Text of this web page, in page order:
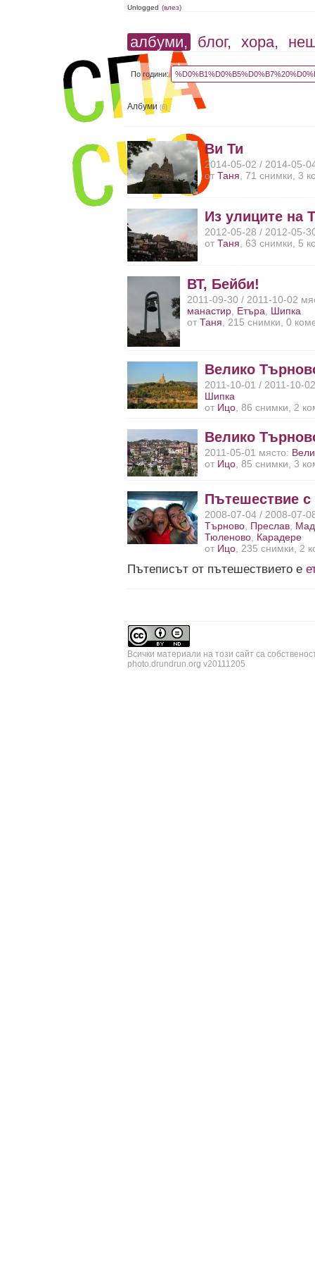
Unlogged (влез)
албуми, блог, хора,
По години:
Албуми(6)
Ви Ти
2014-05-02 / 2014-05-
отТаня , 71 снимки, 3
Из улиците на
2012-05-28 / 2012-05-
отТаня , 63 снимки, 5
ВТ, Бейби!
2011-09-30 / 2011-10-02
манастир Етъра
Шипка
отТаня , 215 снимки, 0
Велико
2011-10-01 / 2011-10-
Шипка
от Ицо , 86 снимки, 2
Велико
2011-05-01 място:
от Ицо , 85 снимки, 3
Пътешествие с
2008-07-04 / 2008-07-
Търново Преслав
Тюленово Карадере
от Ицо , 235 снимки, 2
Пътеписът от пътешествието е
Всички материали на този сайт са
photo.drundrun.org v20111205